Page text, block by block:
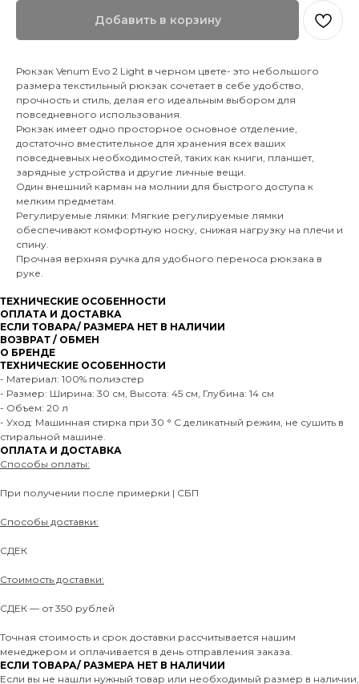
Добавить в корзину
Рюкзак Venum Evo 2 Light в черном цвете- это небольшого
размера текстильный рюкзак сочетает в себе удобство,
прочность и стиль, делая его идеальным выбором для
повседневного использования.
Рюкзак имеет одно просторное основное отделение,
достаточно вместительное для хранения всех ваших
повседневных необходимостей, таких как книги, планшет,
зарядные устройства и другие личные вещи.
Один внешний карман на молнии для быстрого доступа к
мелким предметам.
Регулируемые лямки: Мягкие регулируемые лямки
обеспечивают комфортную носку, снижая нагрузку на плечи и
спину.
Прочная верхняя ручка для удобного переноса рюкзака в
руке.
ТЕХНИЧЕСКИЕ ОСОБЕННОСТИ
ОПЛАТА И ДОСТАВКА
ЕСЛИ ТОВАРА/ РАЗМЕРА НЕТ В НАЛИЧИИ
ВОЗВРАТ / ОБМЕН
О БРЕНДЕ
ТЕХНИЧЕСКИЕ ОСОБЕННОСТИ
- Материал: 100% полиэстер
- Размер: Ширина: 30 см, Высота: 45 см, Глубина: 14 см
- Объем: 20 л
- Уход: Машинная стирка при 30 ° C деликатный режим, не сушить в
стиральной машине.
ОПЛАТА И ДОСТАВКА
Способы оплаты:
При получении после примерки | СБП
Способы доставки:
СДЕК
Стоимость доставки:
СДЕК — от 350 рублей
Точная стоимость и срок доставки рассчитывается нашим
менеджером и оплачивается в день отправления заказа.
ЕСЛИ ТОВАРА/ РАЗМЕРА НЕТ В НАЛИЧИИ
Если вы не нашли нужный товар или необходимый размер в наличии,